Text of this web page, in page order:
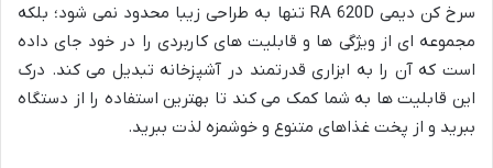
سرخ کن دیمی RA 620D تنها به طراحی زیبا محدود نمی شود؛ بلکه
مجموعه ای از ویژگی ها و قابلیت های کاربردی را در خود جای داده
است که آن را به ابزاری قدرتمند در آشپزخانه تبدیل می کند. درک
این قابلیت ها به شما کمک می کند تا بهترین استفاده را از دستگاه
ببرید و از پخت غذاهای متنوع و خوشمزه لذت ببرید.